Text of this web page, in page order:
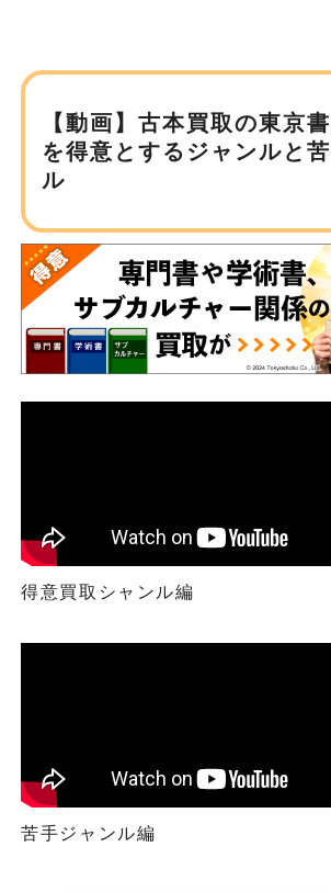
【動画】古本買取の東京
を得意とするジャンルと
ル
得意買取シャンル編
苦手ジャンル編